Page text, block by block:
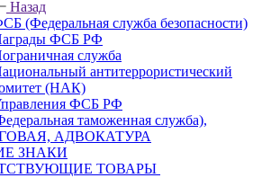
Назад
(Федеральная служба безопасности)
ФСБ РФ
служба
антитеррористический
(НАК)
ФСБ РФ
таможенная служба),
АДВОКАТУРА
ЗНАКИ
ТОВАРЫ